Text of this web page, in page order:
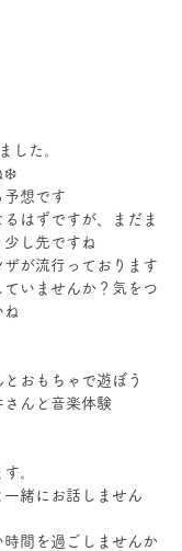
した。
❄️
予想です
はずですが、まだま
し先ですね
が流行っております
いませんか？気をつ
ね
おもちゃで遊ぼう
さんと音楽体験
。
緒にお話しません
間を過ごしませんか